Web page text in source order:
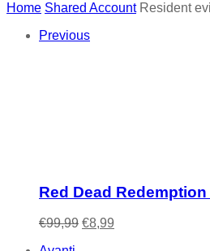
Home Shared Account Resident
Previous
Red Dead
€99,99 Il
€8,99